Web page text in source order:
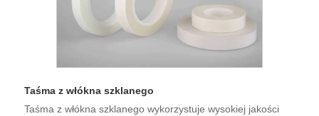
Taśma z włókna szklanego
Taśma z włókna szklanego wykorzystuje wysokiej jakości